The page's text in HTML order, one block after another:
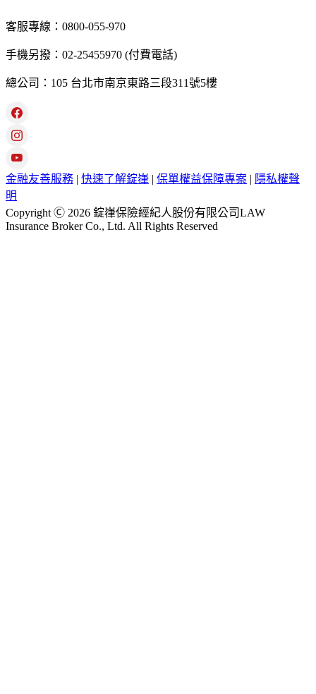
客服專線：0800-055-970
手機另撥：02-25455970 (付費電話)
總公司：105 台北市南京東路三段311號5樓
金融友善服務 | 快速了解錠嵂 | 保單權益保障專案 | 隱私權聲
明
Copyright Ⓒ 2026 錠嵂保險經紀人股份有限公司LAW
Insurance Broker Co., Ltd. All Rights Reserved